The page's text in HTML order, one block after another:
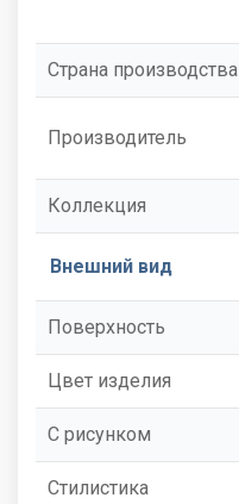
Страна производства
Производитель
Коллекция
Внешний вид
Поверхность
Цвет изделия
С рисунком
Стилистика